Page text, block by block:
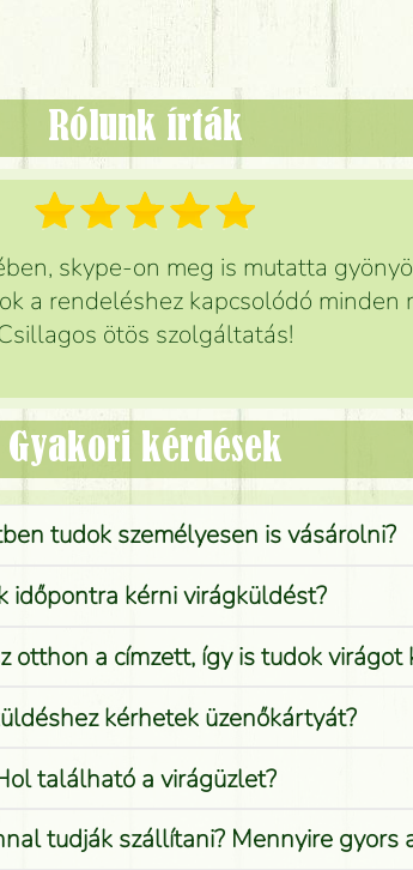
Rólunk írták
skype-on meg is mutatta
a rendeléshez kapcsolódó minden
ötös szolgáltatás!
Gyakori kérdések
tudok személyesen is vásárolni?
időpontra kérni virágküldést?
otthon a címzett, így is tudok virágot
kérhetek üzenőkártyát?
található a virágüzlet?
tudják szállítani? Mennyire gyors